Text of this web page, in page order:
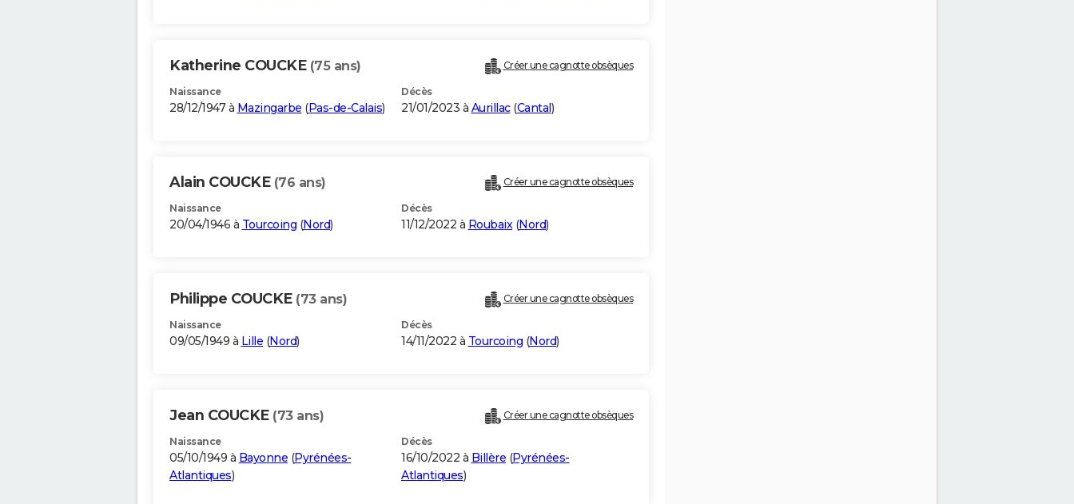
Katherine COUCKE (75 ans) Créer une cagnotte obsèques
Naissance
28/12/1947 à Mazingarbe (Pas-de-Calais)
Décès
21/01/2023 à Aurillac(Cantal)
Alain COUCKE (76 ans) Créer une cagnotte obsèques
Naissance
20/04/1946 à Tourcoing (Nord)
Décès
11/12/2022 à Roubaix(Nord)
Philippe COUCKE (73 ans) Créer une cagnotte obsèques
Naissance
09/05/1949 à Lille (Nord)
Décès
14/11/2022 à Tourcoing (Nord)
Jean COUCKE (73 ans) Créer une cagnotte obsèques
Naissance
05/10/1949 à Bayonne (Pyrénées-
Atlantiques)
Décès
16/10/2022 à Billère (Pyrénées-
Atlantiques)